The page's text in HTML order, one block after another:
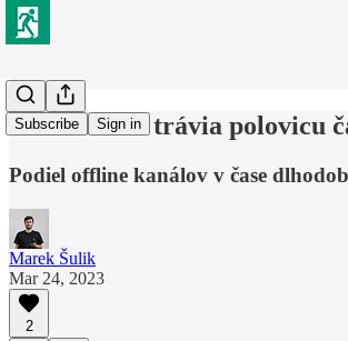
Subscribe Sign in
Mladí ľudia trávia polovicu
Podiel offline kanálov v čase
Marek Šulik
Mar 24, 2023
2